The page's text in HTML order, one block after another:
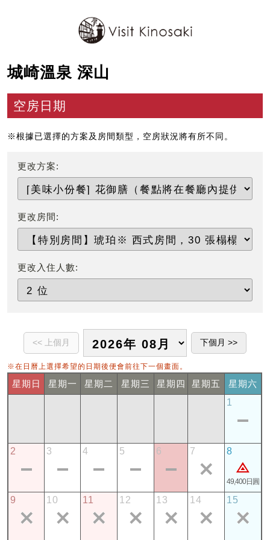
城崎溫泉 深山
空房日期
※根據已選擇的方案及房間類型，空房狀況將有所不同。
更改方案:
更改房間:
更改入住人數:
※在日曆上選擇希望的日期後便會前往下一個畫面。
星期日 星期一 星期二 星期三 星期四 星期五
星期六
1
2 3 4 5 6 7 8
49,400日圓
9 10 11 12 13 14 15